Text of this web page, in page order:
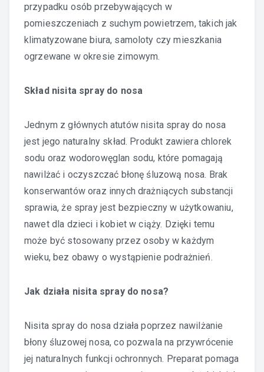
przypadku osób przebywających w
pomieszczeniach z suchym powietrzem, takich jak
klimatyzowane biura, samoloty czy mieszkania
ogrzewane w okresie zimowym.
Skład nisita spray do nosa
Jednym z głównych atutów nisita spray do nosa
jest jego naturalny skład. Produkt zawiera chlorek
sodu oraz wodorowęglan sodu, które pomagają
nawilżać i oczyszczać błonę śluzową nosa. Brak
konserwantów oraz innych drażniących substancji
sprawia, że spray jest bezpieczny w użytkowaniu,
nawet dla dzieci i kobiet w ciąży. Dzięki temu
może być stosowany przez osoby w każdym
wieku, bez obawy o wystąpienie podrażnień.
Jak działa nisita spray do nosa?
Nisita spray do nosa działa poprzez nawilżanie
błony śluzowej nosa, co pozwala na przywrócenie
jej naturalnych funkcji ochronnych. Preparat pomaga